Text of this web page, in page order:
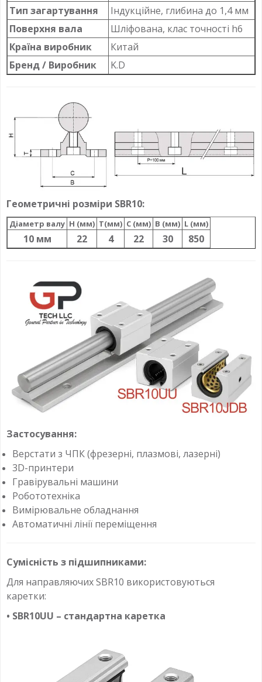
Тип загартування
Індукційне, глибина до 1,4 мм
Поверхня вала
Шліфована, клас точності h6
Країна виробник
Китай
Бренд / Виробник
K.D
Геометричні розміри SBR10:
Діаметр валу H (мм) T(мм) C (мм) B (мм) L (мм)
10 мм 22 4 22 30 850
Застосування:
Верстати з ЧПК (фрезерні, плазмові, лазерні)
3D-принтери
Гравірувальні машини
Робототехніка
Вимірювальне обладнання
Автоматичні лінії переміщення
Сумісність з підшипниками:
Для направляючих SBR10 використовуються
каретки:
• SBR10UU – стандартна каретка